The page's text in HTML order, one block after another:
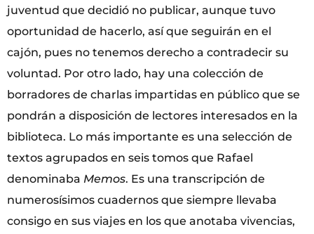
juventud que decidió no publicar, aunque tuvo
oportunidad de hacerlo, así que seguirán en el
cajón, pues no tenemos derecho a contradecir su
voluntad. Por otro lado, hay una colección de
borradores de charlas impartidas en público que se
pondrán a disposición de lectores interesados en la
biblioteca. Lo más importante es una selección de
textos agrupados en seis tomos que Rafael
denominaba Memos. Es una transcripción de
numerosísimos cuadernos que siempre llevaba
consigo en sus viajes en los que anotaba vivencias,